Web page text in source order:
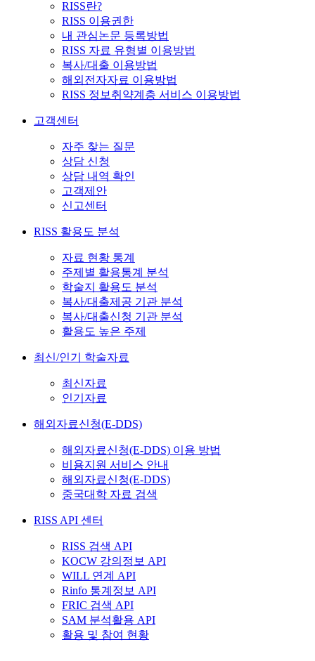
RISS란?
RISS 이용권한
내 관심논문 등록방법
RISS 자료 유형별 이용방법
복사/대출 이용방법
해외전자자료 이용방법
RISS 정보취약계층 서비스 이용방법
고객센터
자주 찾는 질문
상담 신청
상담 내역 확인
고객제안
신고센터
RISS 활용도 분석
자료 현황 통계
주제별 활용통계 분석
학술지 활용도 분석
복사/대출제공 기관 분석
복사/대출신청 기관 분석
활용도 높은 주제
최신/인기 학술자료
최신자료
인기자료
해외자료신청(E-DDS)
해외자료신청(E-DDS) 이용 방법
비용지원 서비스 안내
해외자료신청(E-DDS)
중국대학 자료 검색
RISS API 센터
RISS 검색 API
KOCW 강의정보 API
WILL 연계 API
Rinfo 통계정보 API
FRIC 검색 API
SAM 분석활용 API
활용 및 참여 현황